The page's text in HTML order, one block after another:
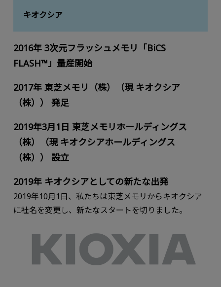
キオクシア
2016年 3次元フラッシュメモリ「BiCS
FLASH™」量産開始
2017年 東芝メモリ（株）（現 キオクシア
（株）） 発⾜
2019年3⽉1⽇ 東芝メモリホールディングス
（株）（現 キオクシアホールディングス
（株）） 設⽴
2019年 キオクシアとしての新たな出発
2019年10⽉1⽇、私たちは東芝メモリからキオクシア
に社名を変更し、新たなスタートを切りました。